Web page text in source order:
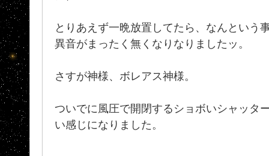
とりあえず一晩放置してたら、なんという
異音がまったく無くなりなりましたッ。
さすが神様、ボレアス神様。
ついでに風圧で開閉するショボいシャッタ
い感じになりました。